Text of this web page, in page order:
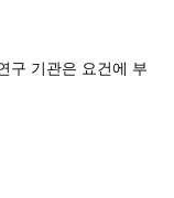
구 기관은 요건에 부